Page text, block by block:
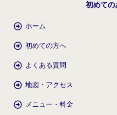
初めての
ホーム
初めての方へ
よくある質問
地図・アクセス
メニュー・料金